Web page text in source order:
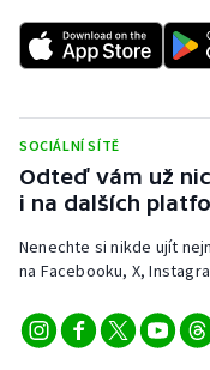
Triatlon
Vodní slalom
Volejbal
Ostatní
SOCIÁLNÍ SÍTĚ
Odteď vám už
i na dalších
Nenechte si nikde ujít
na Facebooku, X,